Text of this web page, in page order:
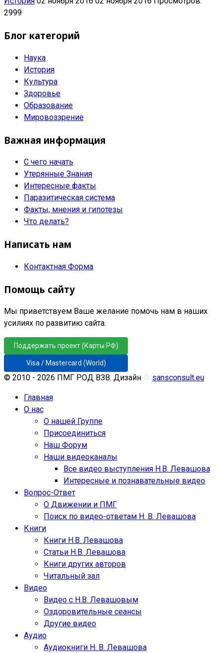
2999
Блог категорий
Наука
История
Культура
Здоровье
Образование
Мировоззрение
Важная информация
С чего начать
Утерянные Знания
Интересные факты
Паразитическая система
Факты, мнения и гипотезы
Что делать?
Написать нам
Контактная Форма
Помощь сайту
Мы приветствуем Ваше желание помочь нам в наших
усилиях по развитию сайта.
Поддержать проект (Карты РФ)
Visa / Mastercard (World)
© 2010 - 2026 ПМГ РОД ВЗВ. Дизайн ♲ sansconsult.eu
Главная
О нас
О нашей Группе
Присоединиться
Наш Форум
Наши видеоканалы
Все видео выступления Н.В. Левашова
Интересные и познавательные видео
Вопрос-Ответ
О Движении и ПМГ
Поиск по видео-ответам Н. В. Левашова
Книги
Книги Н.В. Левашова
Статьи Н.В. Левашова
Книги других авторов
Читальный зал
Видео
Видео с Н.В. Левашовым
Оздоровительные сеансы
Другие видео
Аудио
Аудиокниги Н. В. Левашова